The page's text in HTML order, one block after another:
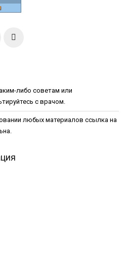
либо советам или
с врачом.
любых материалов ссылка на